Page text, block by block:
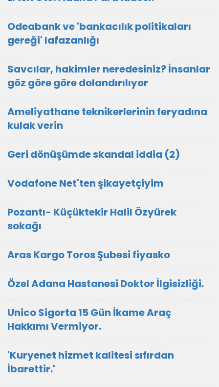
Odeabank ve 'bankacılık politikaları
gereği' lafazanlığı
Savcılar, hakimler neredesiniz? İnsanlar
göz göre göre dolandırılıyor
Ameliyathane teknikerlerinin feryadına
kulak verin
Geri dönüşümde skandal iddia (2)
Vodafone Net'ten şikayetçiyim
Pozantı- Küçüktekir Halil Özyürek
sokağı
Aras Kargo Toros Şubesi fiyasko
Özel Adana Hastanesi Doktor İlgisizliği.
Unico Sigorta 15 Gün İkame Araç
Hakkımı Vermiyor.
'Kuryenet hizmet kalitesi sıfırdan
İbarettir.'